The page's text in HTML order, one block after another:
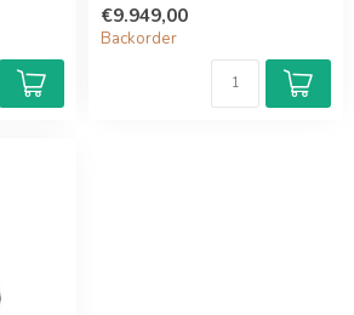
€9.949,00
Backorder